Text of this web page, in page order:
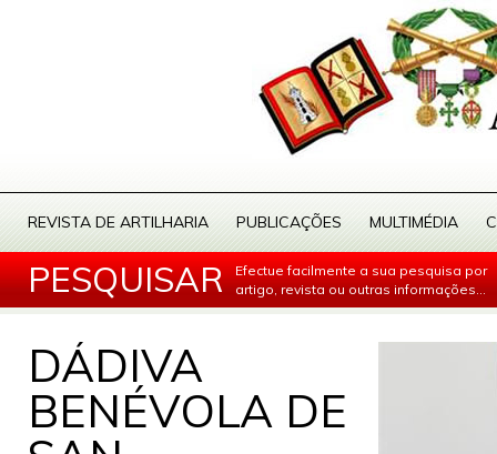
REVISTA DE ARTILHARIA PUBLICAÇÕES MULTIMÉDIA
PESQUISAR
Efectue facilmente a sua pesquisa por
artigo, revista ou outras informações...
DÁDIVA
BENÉVOLA DE